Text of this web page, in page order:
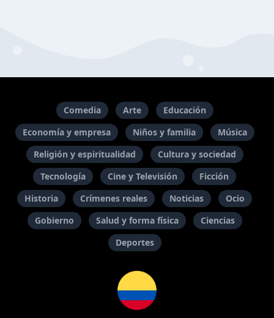
Comedia Arte
Educación
Economía y empresa
Niños y familia
Música
Religión y espiritualidad
Cultura y sociedad
Tecnología
Cine y Televisión
Ficción
Historia
Crímenes reales Noticias
Ocio
Gobierno
Salud y forma física
Ciencias
Deportes